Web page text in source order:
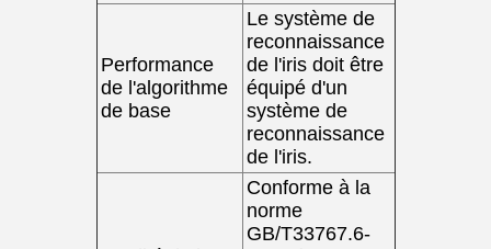
Performance
de l'algorithme
de base
Le système de
reconnaissance
de l'iris doit être
équipé d'un
système de
reconnaissance
de l'iris.
Conforme à la
norme
GB/T33767.6-